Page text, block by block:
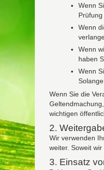
Wenn
Wenn
Wenn
haben
Wenn
Wenn Sie die
wichtigen
2.
Wir verwenden
weiter. Soweit
3. Einsatz